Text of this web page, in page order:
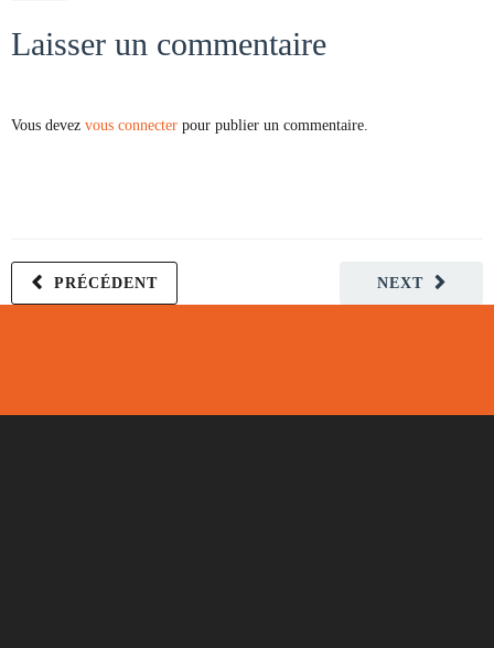
Laisser un commentaire
Vous devez vous connecter pour publier un commentaire.
NEXT
PRÉCÉDENT